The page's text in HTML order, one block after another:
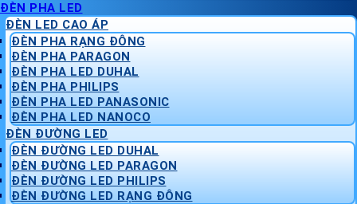
ĐÈN PHA LED
ĐÈN LED CAO ÁP
ĐÈN PHA RẠNG ĐÔNG
ĐÈN PHA PARAGON
ĐÈN PHA LED DUHAL
ĐÈN PHA PHILIPS
ĐÈN PHA LED PANASONIC
ĐÈN PHA LED NANOCO
ĐÈN ĐƯỜNG LED
ĐÈN ĐƯỜNG LED DUHAL
ĐÈN ĐƯỜNG LED PARAGON
ĐÈN ĐƯỜNG LED PHILIPS
ĐÈN ĐƯỜNG LED RẠNG ĐÔNG